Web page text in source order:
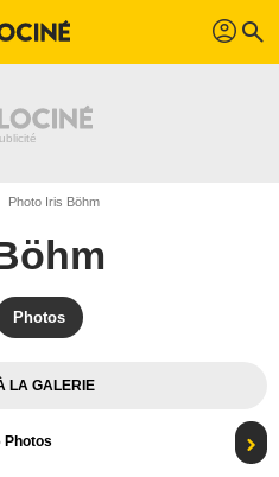
profil search
Photo Iris Böhm
Photos
LA GALERIE
Photos